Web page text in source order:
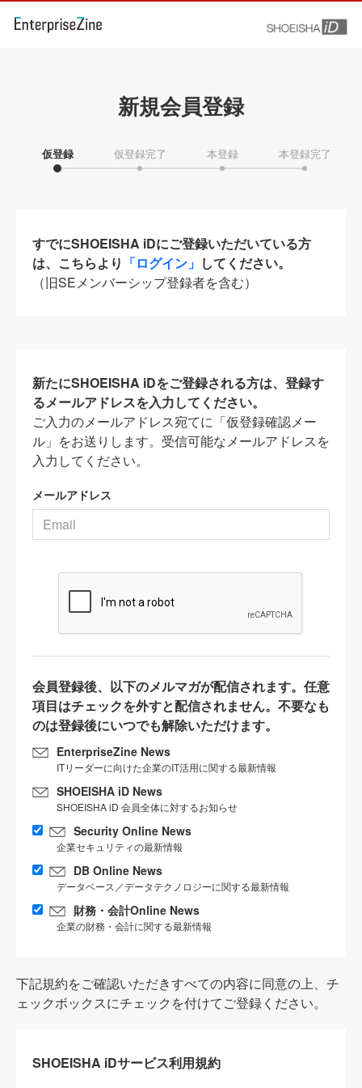
新規会員登録
仮登録 仮登録完了 本登録 本登録完了
すでにSHOEISHA iDにご登録いただいている方
は、こちらより 「ログイン」 してください。
（旧SEメンバーシップ登録者を含む）
新たにSHOEISHA iDをご登録される方は、登録す
るメールアドレスを入力してください。
ご入力のメールアドレス宛てに「仮登録確認メー
ル」をお送りします。受信可能なメールアドレスを
入力してください。
メールアドレス
会員登録後、以下のメルマガが配信されます。任意
項目はチェックを外すと配信されません。不要なも
のは登録後にいつでも解除いただけます。
EnterpriseZine News
ITリーダーに向けた企業のIT活用に関する最新情報
SHOEISHA iD News
SHOEISHA iD 会員全体に対するお知らせ
Security Online News
企業セキュリティの最新情報
DB Online News
データベース／データテクノロジーに関する最新情報
財務・会計Online News
企業の財務・会計に関する最新情報
下記規約をご確認いただきすべての内容に同意の上、チ
ェックボックスにチェックを付けてご登録ください。
SHOEISHA iDサービス利用規約